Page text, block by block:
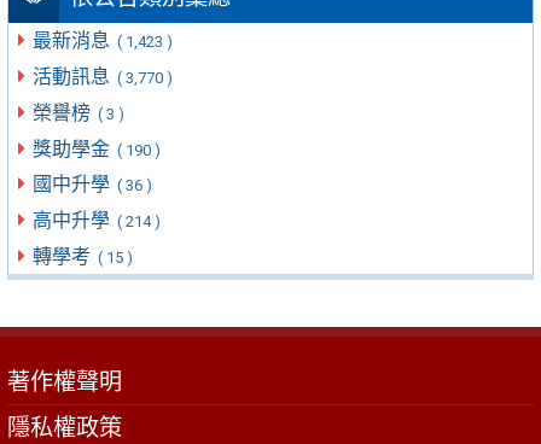
最新消息 ( 1,423 )
活動訊息 ( 3,770 )
榮譽榜 ( 3 )
獎助學金 ( 190 )
國中升學 ( 36 )
高中升學 ( 214 )
轉學考 ( 15 )
著作權聲明
隱私權政策